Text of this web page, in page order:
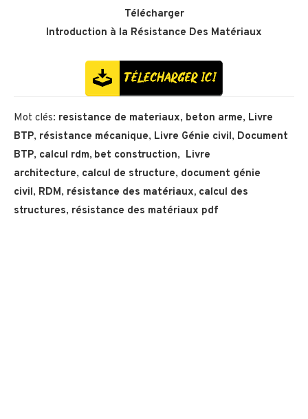
Télécharger
Introduction à la Résistance Des Matériaux
Mot clés: resistance de materiaux, beton arme, Livre
BTP, résistance mécanique, Livre Génie civil, Document
BTP, calcul rdm, bet construction, Livre
architecture, calcul de structure, document génie
civil, RDM, résistance des matériaux, calcul des
structures, résistance des matériaux pdf